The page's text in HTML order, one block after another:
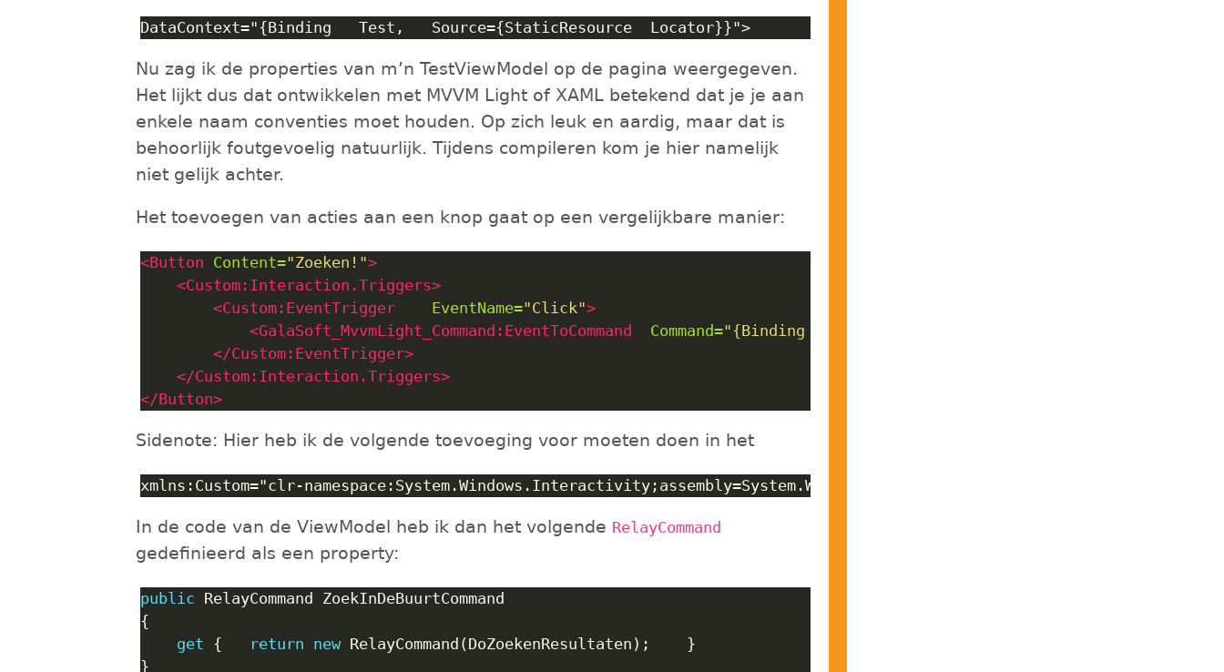
Nu zag ik de properties van m’n TestViewModel op de pagina weergegeven.
Het lijkt dus dat ontwikkelen met MVVM Light of XAML betekend dat je je aan
enkele naam conventies moet houden. Op zich leuk en aardig, maar dat is
behoorlijk foutgevoelig natuurlijk. Tijdens compileren kom je hier namelijk
niet gelijk achter.
Het toevoegen van acties aan een knop gaat op een vergelijkbare manier:
<Button Content="Zoeken!">
<Custom:Interaction.Triggers>
<Custom:EventTrigger
EventName="Click">
<GalaSoft_MvvmLight_Command:EventToCommand
Command=
</Custom:EventTrigger>
</Custom:Interaction.Triggers>
</Button>
Sidenote: Hier heb ik de volgende toevoeging voor moeten doen in het
In de code van de ViewModel heb ik dan het volgende RelayCommand
gedefinieerd als een property:
public
get
return new